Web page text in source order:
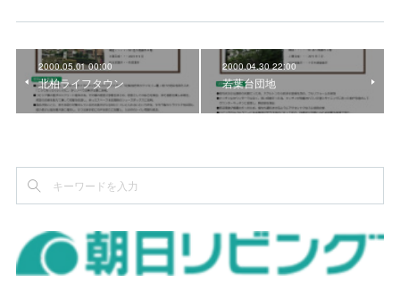
2000.05.01 00:00
北柏ライフタウン
2000.04.30 22:00
若葉台団地